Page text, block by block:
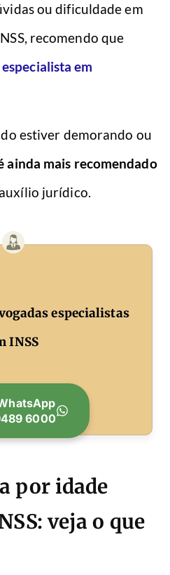
ou dificuldade em
recomendo que
em
estiver demorando ou
ainda mais recomendado
jurídico.
especialistas
INSS
6000
por idade
veja o que